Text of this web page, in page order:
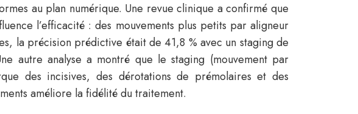
au plan numérique. Une revue clinique a confirmé que
l’efficacité : des mouvements plus petits par aligneur
la précision prédictive était de 41,8 % avec un staging de
autre analyse a montré que le staging (mouvement par
des incisives, des dérotations de prémolaires et des
améliore la fidélité du traitement.